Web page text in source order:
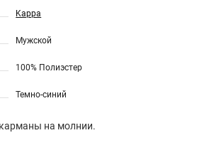
Kappa
Мужской
100% Полиэстер
Темно-синий
на молнии.